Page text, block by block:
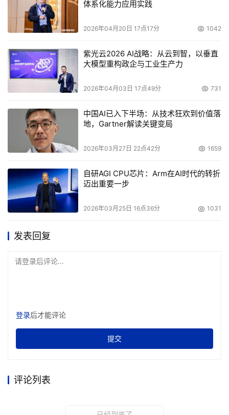
体系化能力应用实践
2026年04月20日 17点17分 1042
紫光云2026 AI战略：从云到智，以垂直
大模型重构政企与工业生产力
2026年04月03日 17点49分 731
中国AI已入下半场：从技术狂欢到价值落
地，Gartner解读关键变局
2026年03月27日 22点42分 1659
自研AGI CPU芯片：Arm在AI时代的转折
迈出重要一步
2026年03月25日 16点36分 1031
发表回复
请登录后评论...
登录后才能评论
提交
评论列表